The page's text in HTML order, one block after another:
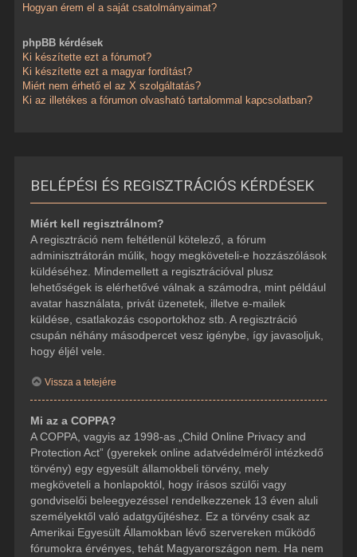
Hogyan érem el a saját csatolmányaimat?
phpBB kérdések
Ki készítette ezt a fórumot?
Ki készítette ezt a magyar fordítást?
Miért nem érhető el az X szolgáltatás?
Ki az illetékes a fórumon olvasható tartalommal kapcsolatban?
BELÉPÉSI ÉS REGISZTRÁCIÓS KÉRDÉSEK
Miért kell regisztrálnom?
A regisztráció nem feltétlenül kötelező, a fórum
adminisztrátorán múlik, hogy megköveteli-e hozzászólások
küldéséhez. Mindemellett a regisztrációval plusz
lehetőségek is elérhetővé válnak a számodra, mint például
avatar használata, privát üzenetek, illetve e-mailek
küldése, csatlakozás csoportokhoz stb. A regisztráció
csupán néhány másodpercet vesz igénybe, így javasoljuk,
hogy éljél vele.
Vissza a tetejére
Mi az a COPPA?
A COPPA, vagyis az 1998-as „Child Online Privacy and
Protection Act” (gyerekek online adatvédelméről intézkedő
törvény) egy egyesült államokbeli törvény, mely
megköveteli a honlapoktól, hogy írásos szülői vagy
gondviselői beleegyezéssel rendelkezzenek 13 éven aluli
személyektől való adatgyűjtéshez. Ez a törvény csak az
Amerikai Egyesült Államokban lévő szervereken működő
fórumokra érvényes, tehát Magyarországon nem. Ha nem